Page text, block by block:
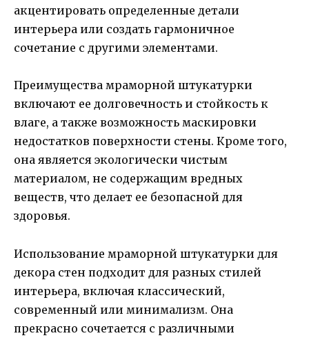
акцентировать определенные детали
интерьера или создать гармоничное
сочетание с другими элементами.
Преимущества мраморной штукатурки
включают ее долговечность и стойкость к
влаге, а также возможность маскировки
недостатков поверхности стены. Кроме того,
она является экологически чистым
материалом, не содержащим вредных
веществ, что делает ее безопасной для
здоровья.
Использование мраморной штукатурки для
декора стен подходит для разных стилей
интерьера, включая классический,
современный или минимализм. Она
прекрасно сочетается с различными